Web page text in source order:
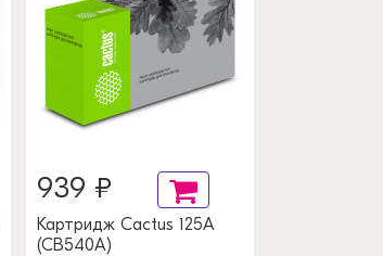
939 ₽
Картридж Cactus 125A
(CB540A)